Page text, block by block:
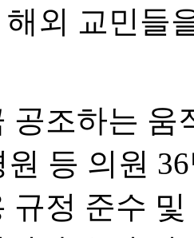
해외 교민들
공조하는 움
원 등 의원
규정 준수